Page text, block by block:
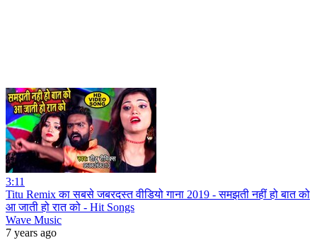
3:11
Titu Remix का सबसे जबरदस्त वीडियो गाना 2019 - समझती नहीं हो बात को
आ जाती हो रात को - Hit Songs
Wave Music
7 years ago